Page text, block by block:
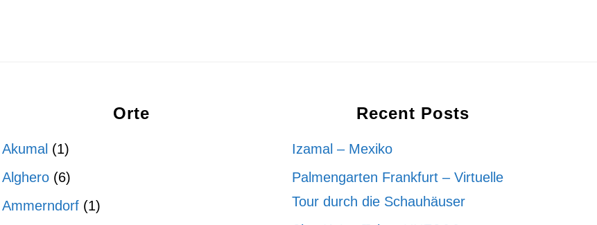
Orte
Akumal (1)
Alghero (6)
Ammerndorf (1)
Recent Posts
Izamal – Mexiko
Palmengarten Frankfurt – Virtuelle
Tour durch die Schauhäuser